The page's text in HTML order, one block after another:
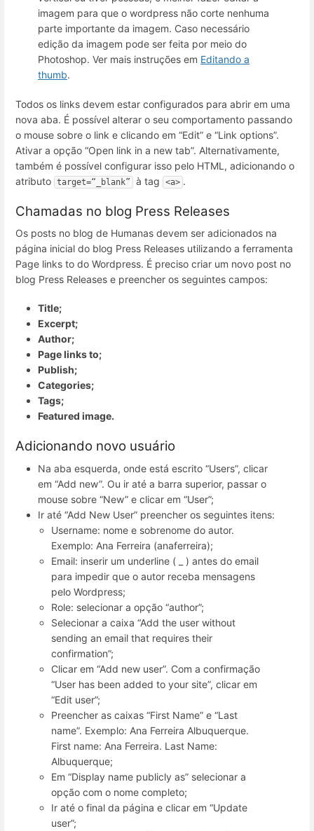
imagem para que o wordpress não corte nenhuma
parte importante da imagem. Caso necessário
edição da imagem pode ser feita por meio do
Photoshop. Ver mais instruções em Editando a
thumb.
Todos os links devem estar configurados para abrir em uma
nova aba. É possível alterar o seu comportamento passando
o mouse sobre o link e clicando em “Edit” e “Link options”.
Ativar a opção “Open link in a new tab”. Alternativamente,
também é possível configurar isso pelo HTML, adicionando o
atributo target=“_blank” à tag <a> .
Chamadas no blog Press Releases
Os posts no blog de Humanas devem ser adicionados na
página inicial do blog Press Releases utilizando a ferramenta
Page links to do Wordpress. É preciso criar um novo post no
blog Press Releases e preencher os seguintes campos:
Title;
Excerpt;
Author;
Page links to;
Publish;
Categories;
Tags;
Featured image.
Adicionando novo usuário
Na aba esquerda, onde está escrito “Users”, clicar
em “Add new”. Ou ir até a barra superior, passar o
mouse sobre “New” e clicar em “User”;
Ir até “Add New User” preencher os seguintes itens:
Username: nome e sobrenome do autor.
Exemplo: Ana Ferreira (anaferreira);
Email: inserir um underline ( _ ) antes do email
para impedir que o autor receba mensagens
pelo Wordpress;
Role: selecionar a opção “author”;
Selecionar a caixa “Add the user without
sending an email that requires their
confirmation”;
Clicar em “Add new user”. Com a confirmação
“User has been added to your site”, clicar em
“Edit user”;
Preencher as caixas “First Name” e “Last
name”. Exemplo: Ana Ferreira Albuquerque.
First name: Ana Ferreira. Last Name:
Albuquerque;
Em “Display name publicly as” selecionar a
opção com o nome completo;
Ir até o final da página e clicar em “Update
user”;